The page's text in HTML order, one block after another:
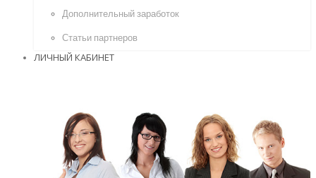
Дополнительный заработок
Статьи партнеров
ЛИЧНЫЙ КАБИНЕТ